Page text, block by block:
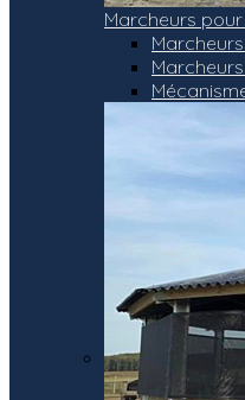
Marcheurs